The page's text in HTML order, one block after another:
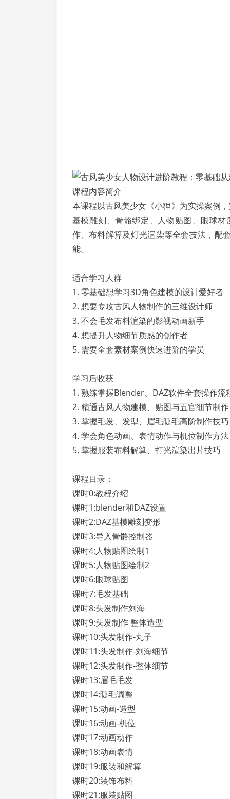
课程内容简介
本课程以古风美少女《小狸》为实操案例
基模雕刻、骨骼绑定、人物贴图、眼球
作、布料解算及灯光渲染等全套技法，配
能。
适合学习人群
1. 零基础想学习3D角色建模的设计爱好者
2. 想要专攻古风人物制作的三维设计师
3. 不会毛发布料渲染的影视动画新手
4. 想提升人物细节质感的创作者
5. 需要全套素材案例快速进阶的学员
学习后收获
1. 熟练掌握Blender、DAZ软件全套操作流
2. 精通古风人物建模、贴图与五官细节制作
3. 掌握毛发、发型、眉毛睫毛高阶制作技巧
4. 学会角色动画、表情动作与机位制作方法
5. 掌握服装布料解算、打光渲染出片技巧
课程目录：
课时0:教程介绍
课时1:blender和DAZ设置
课时2:DAZ基模雕刻变形
课时3:导入骨骼控制器
课时4:人物贴图绘制1
课时5:人物贴图绘制2
课时6:眼球贴图
课时7:毛发基础
课时8:头发制作刘海
课时9:头发制作 整体造型
课时10:头发制作-丸子
课时11:头发制作-刘海细节
课时12:头发制作-整体细节
课时13:眉毛毛发
课时14:睫毛调整
课时15:动画-造型
课时16:动画-机位
课时17:动画动作
课时18:动画表情
课时19:服装和解算
课时20:装饰布料
课时21:服装贴图